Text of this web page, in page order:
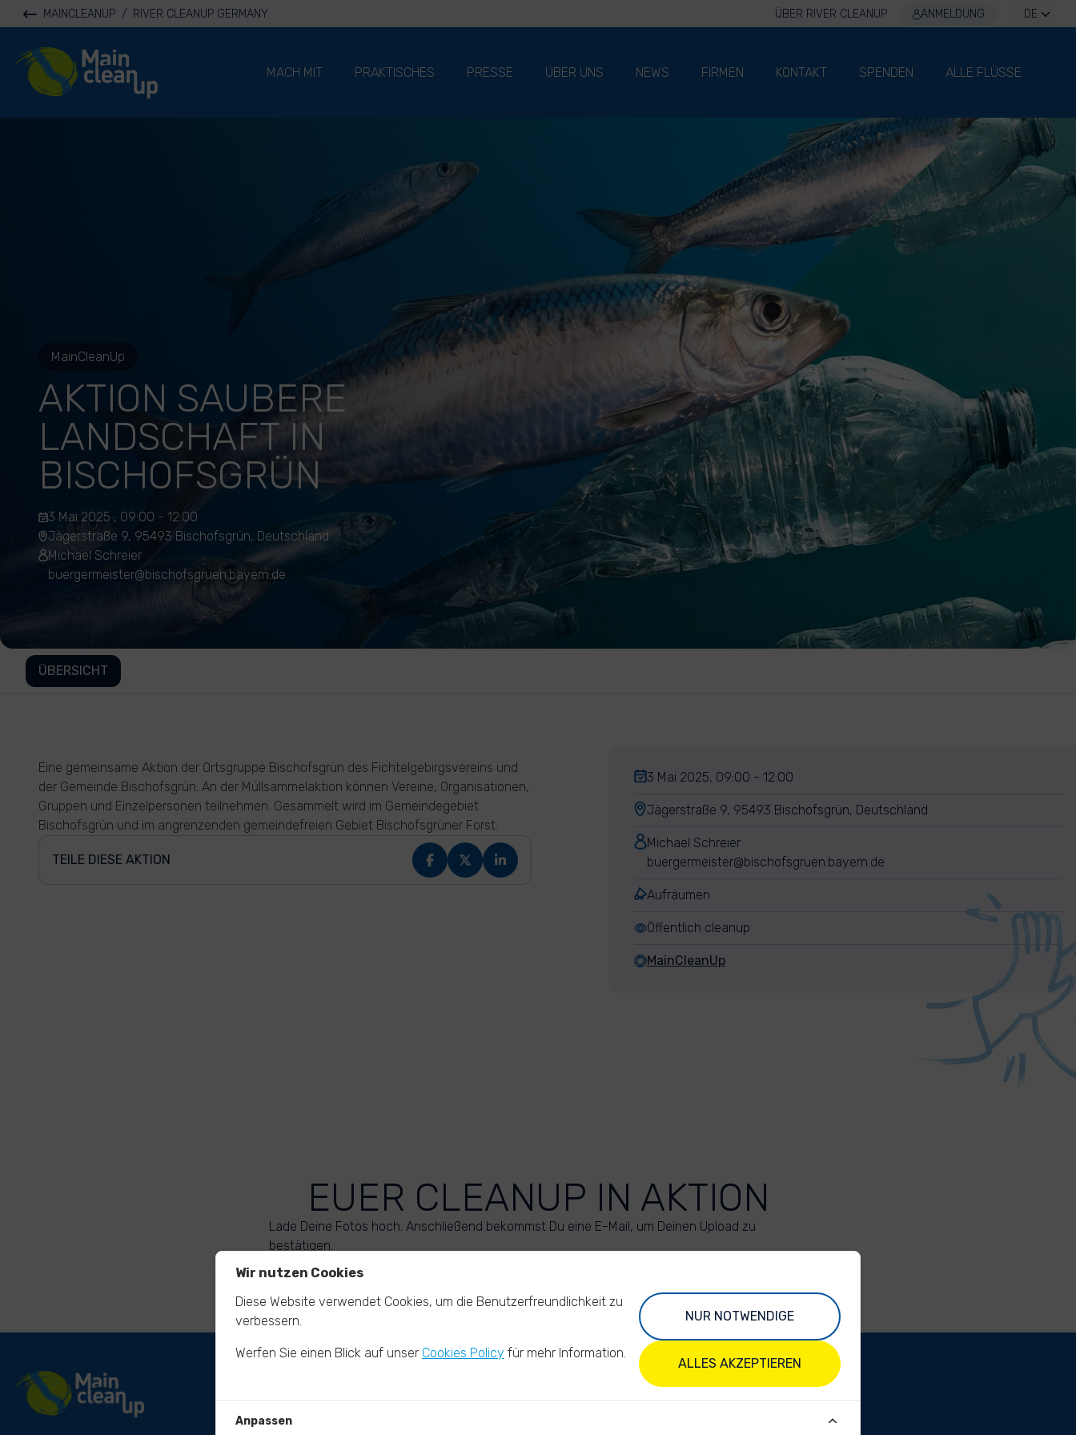
MAINCLEANUP / RIVER CLEANUP GERMANY ÜBER RIVER CLEANUP ANMELDUNG DE
River Cleanup
MACH MIT
PRAKTISCHES PRESSE ÜBER UNS NEWS FIRMEN KONTAKT SPENDEN ALLE FLÜSSE
MainCleanUp
AKTION SAUBERE
LANDSCHAFT IN
BISCHOFSGRÜN
3 Mai 2025 , 09:00 - 12:00
Jägerstraße 9, 95493 Bischofsgrün, Deutschland
Michael Schreier
buergermeister@bischofsgruen.bayern.de
ÜBERSICHT
Eine gemeinsame Aktion der Ortsgruppe Bischofsgrün des Fichtelgebirgsvereins und
der Gemeinde Bischofsgrün. An der Müllsammelaktion können Vereine, Organisationen,
Gruppen und Einzelpersonen teilnehmen. Gesammelt wird im Gemeindegebiet
Bischofsgrün und im angrenzenden gemeindefreien Gebiet Bischofsgrüner Forst.
TEILE DIESE AKTION
3 Mai 2025, 09:00 - 12:00
Jägerstraße 9, 95493 Bischofsgrün, Deutschland
Michael Schreier
buergermeister@bischofsgruen.bayern.de
Aufräumen
Öffentlich cleanup
MainCleanUp
EUER CLEANUP IN AKTION
Lade Deine Fotos hoch. Anschließend bekommst Du eine E-Mail, um Deinen Upload zu
bestätigen.
Wir nutzen Cookies
Diese Website verwendet Cookies, um die Benutzerfreundlichkeit zu
verbessern.
Werfen Sie einen Blick auf unser Cookies Policy für mehr Information.
NUR NOTWENDIGE
ALLES AKZEPTIEREN
Anpassen